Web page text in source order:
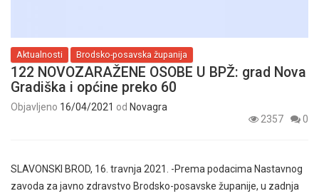
Aktualnosti Brodsko-posavska županija
122 NOVOZARAŽENE OSOBE U BPŽ: grad Nova
Gradiška i općine preko 60
Objavljeno 16/04/2021 od Novagra
2357
0
SLAVONSKI BROD, 16. travnja 2021. -Prema podacima Nastavnog
zavoda za javno zdravstvo Brodsko-posavske županije, u zadnja